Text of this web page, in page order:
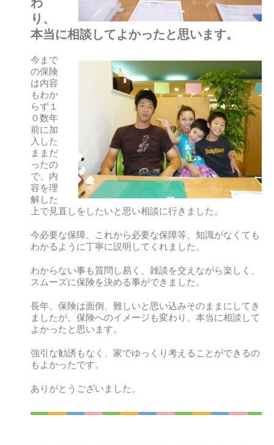
り、
本当に相談してよかったと思います。
今まで
の保険
は内容
もわか
らず１
０数年
前に加
入した
ままだ
ったの
で、内
容を理
解した
上で見直しをしたいと思い相談に行きました。
今必要な保障、これから必要な保障等、知識がなくても
わかるように丁寧に説明してくれました。
わからない事も質問し易く、雑談を交えながら楽しく、
スムーズに保険を決める事ができました。
長年、保険は面倒、難しいと思い込みそのままにしてき
ましたが、保険へのイメージも変わり、本当に相談して
よかったと思います。
強引な勧誘もなく、家でゆっくり考えることができるの
もよかったです。
ありがとうございました。